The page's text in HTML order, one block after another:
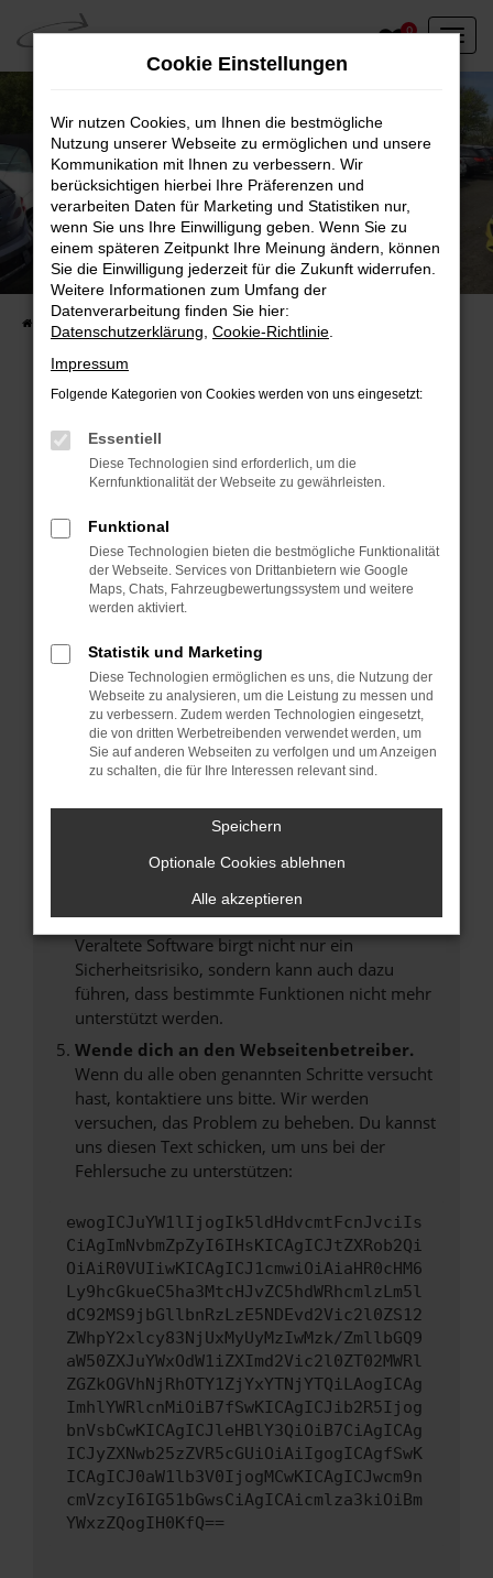
Zum
Hauptinhalt
springen
0
Unser Fahrzeugbestand vor Ort
Entdecken Sie unsere sofort verfügbaren
Fahrzeugangebote
Fehler: Network Error
Beim Laden ist ein Fehler aufgetreten.
Hier sind ein paar Tipps, die dir helfen können:
Überprüfe deine Firewall und deine
Internetverbindung.
Laden andere Webseiten, zum Beispiel deine
Suchmaschine?
Manche Erweiterungen, wie Werbeblocker,
können das Laden bestimmter Seiten
verhindern. Funktioniert die Seite in einem
anderen Browser oder in einem privaten
Fenster?
Das kann manchmal helfen, vorübergehende
Probleme zu beheben.
Stelle sicher, dass dein Browser und dein
Betriebssystem auf dem neuesten Stand
sind.
Veraltete Software birgt nicht nur ein
Sicherheitsrisiko, sondern kann auch dazu
führen, dass bestimmte Funktionen nicht mehr
unterstützt werden.
Wende dich an den Webseitenbetreiber.
Wenn du alle oben genannten Schritte versucht
hast, kontaktiere uns bitte. Wir werden
versuchen, das Problem zu beheben. Du kannst
uns diesen Text schicken, um uns bei der
Fehlersuche zu unterstützen:
ewogICJuYW1lIjogIk5ldHdvcmtFcnJvciIs
CiAgImNvbmZpZyI6IHsKICAgICJtZXRob2Qi
OiAiR0VUIiwKICAgICJ1cmwiOiAiaHR0cHM6
Ly9hcGkueC5ha3MtcHJvZC5hdWRhcmlzLm5l
dC92MS9jbGllbnRzLzE5NDEvd2Vic2l0ZS12
ZWhpY2xlcy83NjUxMyUyMzIwMzk/ZmllbGQ9
aW50ZXJuYWxOdW1iZXImd2Vic2l0ZT02MWRl
ZGZkOGVhNjRhOTY1ZjYxYTNjYTQiLAogICAg
ImhlYWRlcnMiOiB7fSwKICAgICJib2R5Ijog
bnVsbCwKICAgICJleHBlY3QiOiB7CiAgICAg
ICJyZXNwb25zZVR5cGUiOiAiIgogICAgfSwK
ICAgICJ0aW1lb3V0IjogMCwKICAgICJwcm9n
cmVzcyI6IG51bGwsCiAgICAicmlza3kiOiBm
YWxzZQogIH0KfQ==
Cookie Einstellungen
Wir nutzen Cookies, um Ihnen die bestmögliche
Nutzung unserer Webseite zu ermöglichen und unsere
Kommunikation mit Ihnen zu verbessern. Wir
berücksichtigen hierbei Ihre Präferenzen und
verarbeiten Daten für Marketing und Statistiken nur,
wenn Sie uns Ihre Einwilligung geben. Wenn Sie zu
einem späteren Zeitpunkt Ihre Meinung ändern, können
Sie die Einwilligung jederzeit für die Zukunft widerrufen.
Weitere Informationen zum Umfang der
Datenverarbeitung finden Sie hier:
Datenschutzerklärung Cookie-Richtlinie
Impressum
Folgende Kategorien von Cookies werden von uns eingesetzt:
Essentiell
Diese Technologien sind erforderlich, um die
Kernfunktionalität der Webseite zu gewährleisten.
Funktional
Diese Technologien bieten die bestmögliche Funktionalität
der Webseite. Services von Drittanbietern wie Google
Maps, Chats, Fahrzeugbewertungssystem und weitere
werden aktiviert.
Statistik und Marketing
Diese Technologien ermöglichen es uns, die Nutzung der
Webseite zu analysieren, um die Leistung zu messen und
zu verbessern. Zudem werden Technologien eingesetzt,
die von dritten Werbetreibenden verwendet werden, um
Sie auf anderen Webseiten zu verfolgen und um Anzeigen
zu schalten, die für Ihre Interessen relevant sind.
Speichern
Optionale Cookies ablehnen
Alle akzeptieren